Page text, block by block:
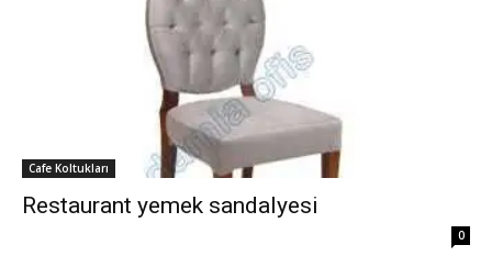
Cafe Koltukları
Restaurant yemek sandalyesi
0